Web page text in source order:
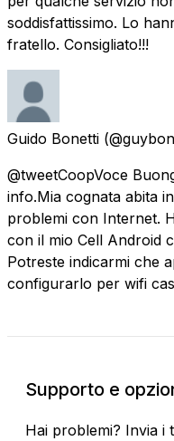
soddisfattissimo. Lo
fratello. Consigliato!!!
Guido Bonetti
@tweetCoopVoce
info.Mia cognata abita
problemi con Internet.
con il mio Cell Android
Potreste indicarmi che
configurarlo per wifi
Supporto e
Hai problemi? Invia i